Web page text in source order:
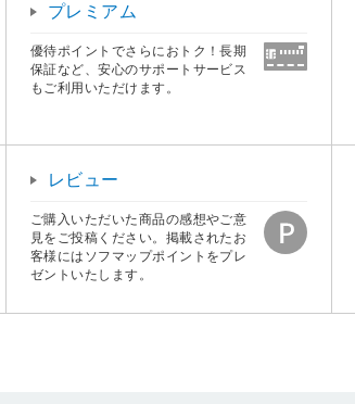
プレミアム
優待ポイントでさらにおトク！長期
保証など、安心のサポートサービス
もご利用いただけます。
レビュー
ご購入いただいた商品の感想やご意
見をご投稿ください。掲載されたお
客様にはソフマップポイントをプレ
ゼントいたします。